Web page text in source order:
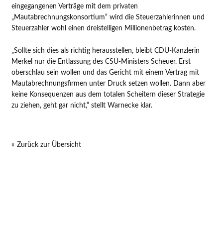
eingegangenen Verträge mit dem privaten
„Mautabrechnungskonsortium“ wird die Steuerzahlerinnen und
Steuerzahler wohl einen dreistelligen Millionenbetrag kosten.
„Sollte sich dies als richtig herausstellen, bleibt CDU-Kanzlerin
Merkel nur die Entlassung des CSU-Ministers Scheuer. Erst
oberschlau sein wollen und das Gericht mit einem Vertrag mit
Mautabrechnungsfirmen unter Druck setzen wollen. Dann aber
keine Konsequenzen aus dem totalen Scheitern dieser Strategie
zu ziehen, geht gar nicht,“ stellt Warnecke klar.
Zurück zur Übersicht